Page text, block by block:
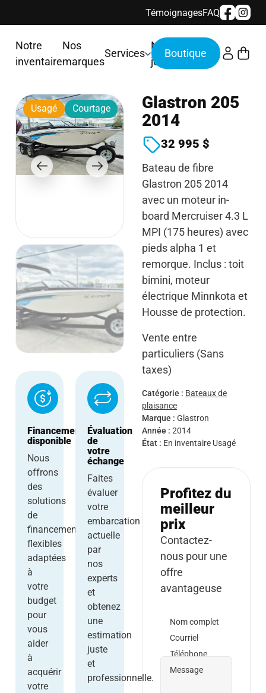
TémoignagesFAQ
Notre
inventaire
Nos
marques
Services
Nous
joindre
Usagé Courtage
Financement
disponible
Nous
offrons
des
solutions
de
financement
flexibles
adaptées
à
votre
budget
pour
vous
aider
à
acquérir
votre
Évaluation
de
votre
échange
Faites
évaluer
votre
embarcation
actuelle
par
nos
experts
et
obtenez
une
estimation
juste
et
professionnelle.
Glastron 205
2014
32 995 $
Bateau de fibre
Glastron 205 2014
avec un moteur in-
board Mercruiser 4.3 L
MPI (175 heures) avec
pieds alpha 1 et
remorque. Inclus : toit
bimini, moteur
électrique Minnkota et
Housse de protection.
Vente entre
particuliers (Sans
taxes)
Catégorie : Bateaux de
plaisance
Marque : Glastron
Année : 2014
État : En inventaire Usagé
Profitez du
meilleur
prix
Contactez-
nous pour une
offre
avantageuse
Nom complet
Courriel
Téléphone
Message